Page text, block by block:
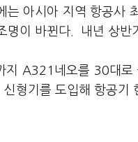
아시아 지역 항공사
명이 바뀐다. 내년 상반
지 A321네오를 30대
형기를 도입해 항공기